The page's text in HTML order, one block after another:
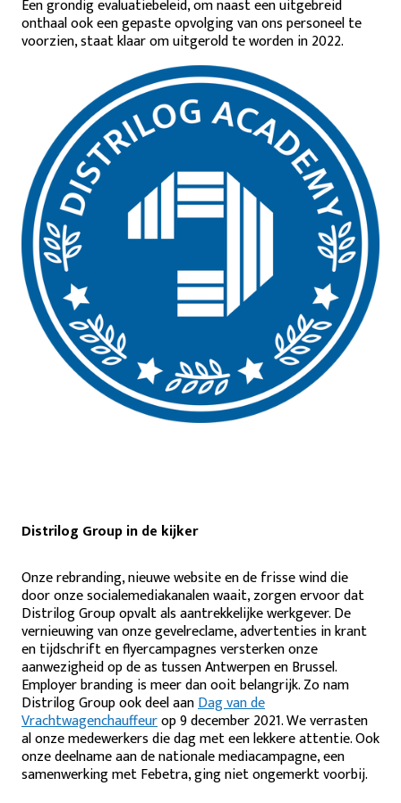
Een grondig evaluatiebeleid, om naast een uitgebreid
onthaal ook een gepaste opvolging van ons personeel te
voorzien, staat klaar om uitgerold te worden in 2022.
Distrilog Group in de kijker
Onze rebranding, nieuwe website en de frisse wind die
door onze socialemediakanalen waait, zorgen ervoor dat
Distrilog Group opvalt als aantrekkelijke werkgever. De
vernieuwing van onze gevelreclame, advertenties in krant
en tijdschrift en flyercampagnes versterken onze
aanwezigheid op de as tussen Antwerpen en Brussel.
Employer branding is meer dan ooit belangrijk. Zo nam
Distrilog Group ook deel aanDag van de
Vrachtwagenchauffeurop 9 december 2021. We verrasten
al onze medewerkers die dag met een lekkere attentie. Ook
onze deelname aan de nationale mediacampagne, een
samenwerking met Febetra, ging niet ongemerkt voorbij.